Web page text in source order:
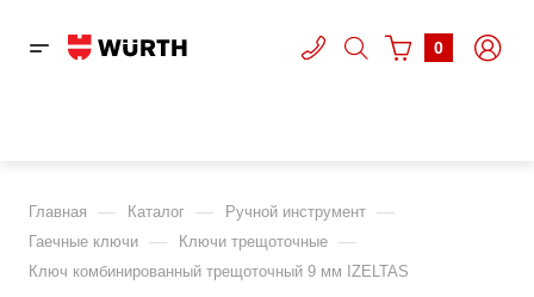
0
Главная — Каталог — Ручной инструмент —
Гаечные ключи — Ключи трещоточные —
Ключ комбинированный трещоточный 9 мм IZELTAS